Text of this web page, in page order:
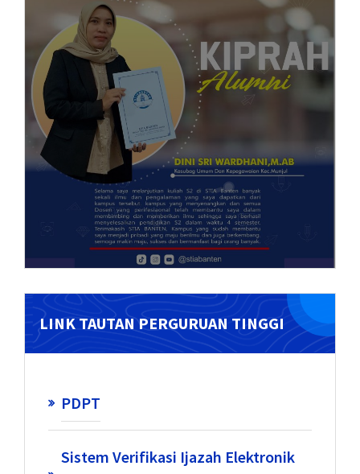
LINK TAUTAN PERGURUAN TINGGI
PDPT
Sistem Verifikasi Ijazah Elektronik